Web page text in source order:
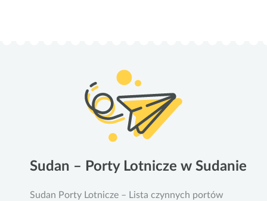
Sudan – Porty Lotnicze w Sudanie
Sudan Porty Lotnicze – Lista czynnych portów